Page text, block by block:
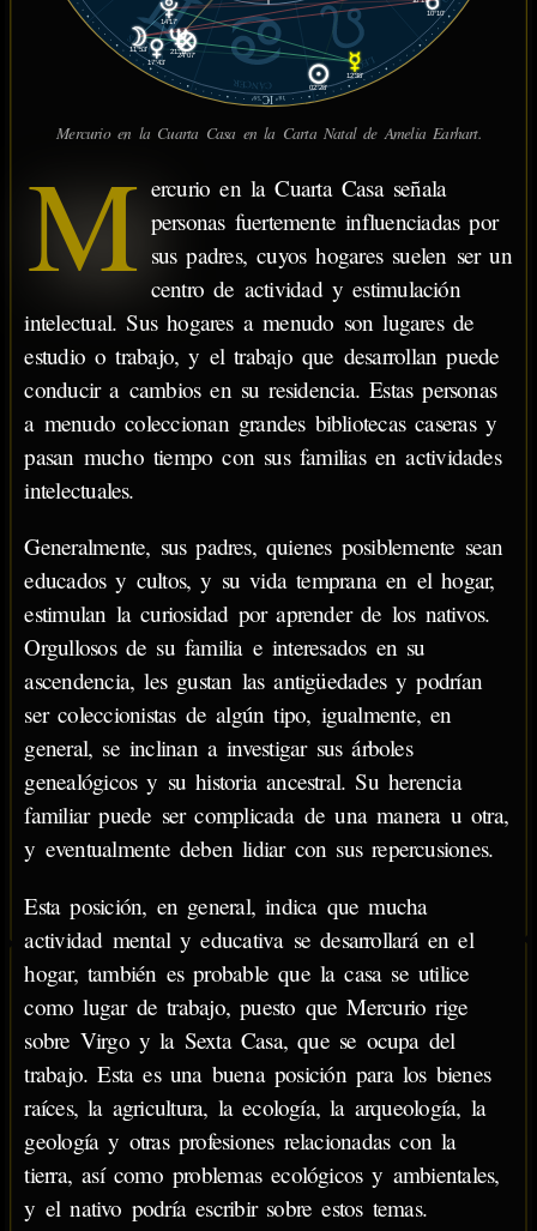
18°
IC
59'
GÉMINIS
CÁNCER
LEO
02°28'
11°53'
12°38'
17°43'
10°10'
21°33'
14°17'
24°07'
Mercurio en la Cuarta Casa en la Carta Natal de Amelia Earhart.
M ercurio en la Cuarta Casa señala
personas fuertemente influenciadas por
sus padres, cuyos hogares suelen ser un
centro de actividad y estimulación
intelectual. Sus hogares a menudo son lugares de
estudio o trabajo, y el trabajo que desarrollan puede
conducir a cambios en su residencia. Estas personas
a menudo coleccionan grandes bibliotecas caseras y
pasan mucho tiempo con sus familias en actividades
intelectuales.
Generalmente, sus padres, quienes posiblemente sean
educados y cultos, y su vida temprana en el hogar,
estimulan la curiosidad por aprender de los nativos.
Orgullosos de su familia e interesados en su
ascendencia, les gustan las antigüedades y podrían
ser coleccionistas de algún tipo, igualmente, en
general, se inclinan a investigar sus árboles
genealógicos y su historia ancestral. Su herencia
familiar puede ser complicada de una manera u otra,
y eventualmente deben lidiar con sus repercusiones.
Esta posición, en general, indica que mucha
actividad mental y educativa se desarrollará en el
hogar, también es probable que la casa se utilice
como lugar de trabajo, puesto que Mercurio rige
sobre Virgo y la Sexta Casa, que se ocupa del
trabajo. Esta es una buena posición para los bienes
raíces, la agricultura, la ecología, la arqueología, la
geología y otras profesiones relacionadas con la
tierra, así como problemas ecológicos y ambientales,
y el nativo podría escribir sobre estos temas.